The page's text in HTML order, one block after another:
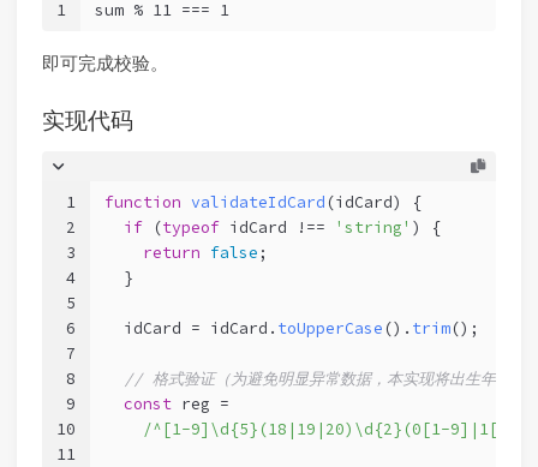
1 sum % 11 === 1
即可完成校验。
实现代码
1
2
3
4
5
6
7
8
9
10
11
function validateIdCard (idCard) {
if (typeof idCard !== 'string' ) {
return false ;
  }
  idCard = idCard.
toUpperCase (). trim();
// 格式验证（为避免明显异常数据，本实现将出生年份
const reg =
/^[1-9]\d{5}(18|19|20)\d{2}(0[1-9]|1[0-